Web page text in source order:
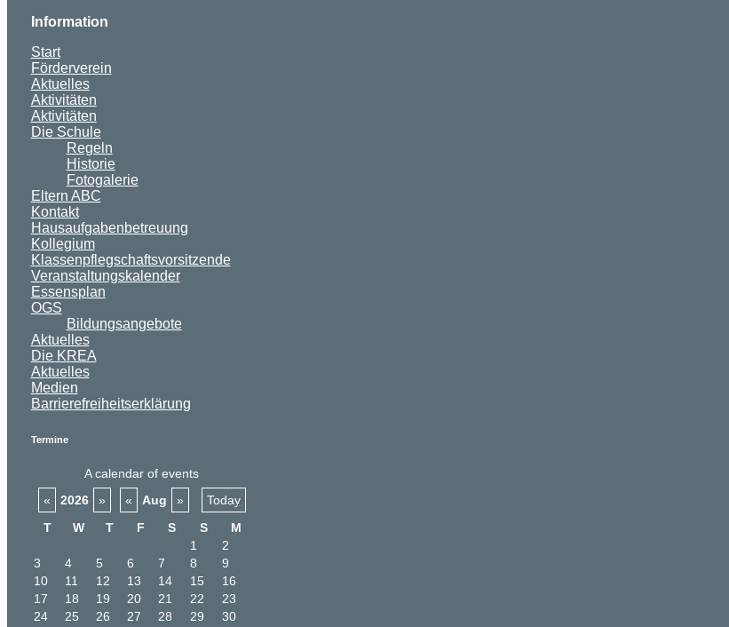
Information
Start
Förderverein
Aktuelles
Aktivitäten
Aktivitäten
Die Schule
Regeln
Historie
Fotogalerie
Eltern ABC
Kontakt
Hausaufgabenbetreuung
Kollegium
Klassenpflegschaftsvorsitzende
Veranstaltungskalender
Essensplan
OGS
Bildungsangebote
Aktuelles
Die KREA
Aktuelles
Medien
Barrierefreiheitserklärung
Termine
A calendar of events
«
2026 » « Aug »
Today
T
W T F S S
M
1
2
3
4 5 6 7 8
9
10
11 12 13 14 15
16
17
18 19 20 21 22
23
24
25 26 27 28 29
30